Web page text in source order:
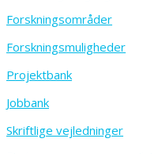
Forskningsområder
Forskningsmuligheder
Projektbank
Jobbank
Skriftlige vejledninger